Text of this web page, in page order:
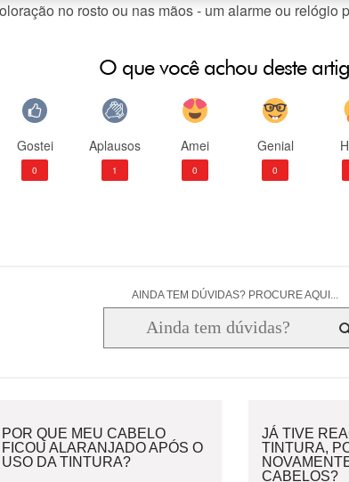
no rosto ou nas mãos - um alarme ou relógio
O que você achou deste
Gostei
0
Aplausos
1
Amei
0
Genial
0
AINDA TEM DÚVIDAS? PROCURE AQUI...
POR QUE MEU CABELO
FICOU ALARANJADO APÓS O
USO DA TINTURA?
JÁ TIVE
TINTURA,
CABELOS?